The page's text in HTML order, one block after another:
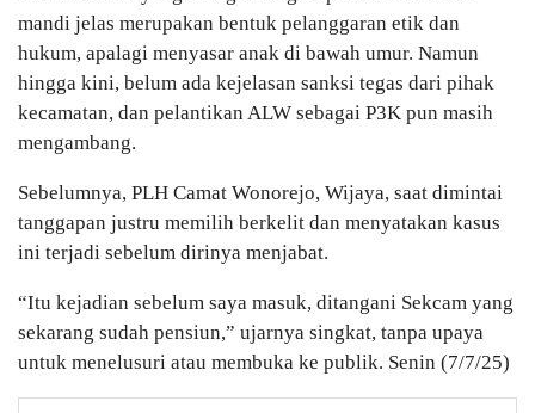
mandi jelas merupakan bentuk pelanggaran etik dan
hukum, apalagi menyasar anak di bawah umur. Namun
hingga kini, belum ada kejelasan sanksi tegas dari pihak
kecamatan, dan pelantikan ALW sebagai P3K pun masih
mengambang.
Sebelumnya, PLH Camat Wonorejo, Wijaya, saat dimintai
tanggapan justru memilih berkelit dan menyatakan kasus
ini terjadi sebelum dirinya menjabat.
“Itu kejadian sebelum saya masuk, ditangani Sekcam yang
sekarang sudah pensiun,” ujarnya singkat, tanpa upaya
untuk menelusuri atau membuka ke publik. Senin (7/7/25)